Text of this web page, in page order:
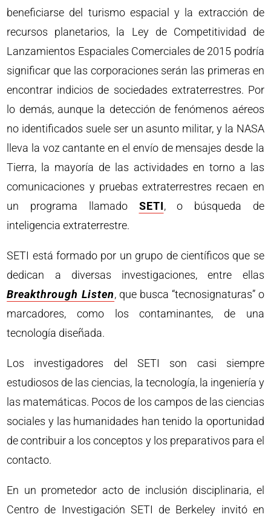
beneficiarse del turismo espacial y la extracción de
recursos planetarios, la Ley de Competitividad de
Lanzamientos Espaciales Comerciales de 2015 podría
significar que las corporaciones serán las primeras en
encontrar indicios de sociedades extraterrestres. Por
lo demás, aunque la detección de fenómenos aéreos
no identificados suele ser un asunto militar, y la NASA
lleva la voz cantante en el envío de mensajes desde la
Tierra, la mayoría de las actividades en torno a las
comunicaciones y pruebas extraterrestres recaen en
un programa llamado SETI, o búsqueda de
inteligencia extraterrestre.
SETI está formado por un grupo de científicos que se
dedican a diversas investigaciones, entre ellas
Breakthrough Listen, que busca “tecnosignaturas” o
marcadores, como los contaminantes, de una
tecnología diseñada.
Los investigadores del SETI son casi siempre
estudiosos de las ciencias, la tecnología, la ingeniería y
las matemáticas. Pocos de los campos de las ciencias
sociales y las humanidades han tenido la oportunidad
de contribuir a los conceptos y los preparativos para el
contacto.
En un prometedor acto de inclusión disciplinaria, el
Centro de Investigación SETI de Berkeley invitó en